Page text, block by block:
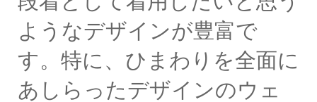
ようなデザインが豊富で
す。特に、ひまわりを全面に
あしらったデザインのウェ